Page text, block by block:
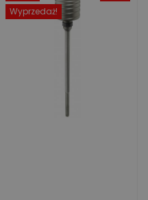
Wyprzedaż!